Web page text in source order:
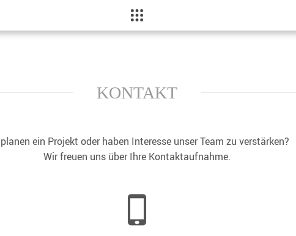
KONTAKT
ein Projekt oder haben Interesse unser Team zu verstärken?
Wir freuen uns über Ihre Kontaktaufnahme.